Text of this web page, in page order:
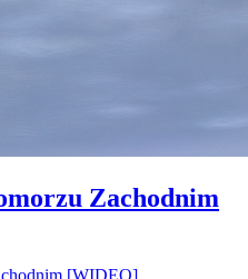
Zachodnim